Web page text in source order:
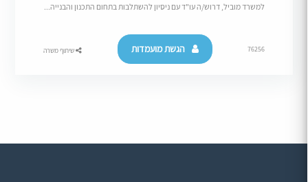
למשרד מוביל, דרוש/ה עו"ד עם ניסיון להשתלבות בתחום התכנון והבנייה...
76256 הגשת מועמדות שיתוף משרה